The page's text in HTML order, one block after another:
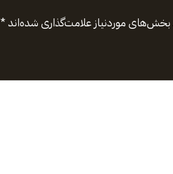
بخش‌های موردنیاز علامت‌گذاری شده‌اند*